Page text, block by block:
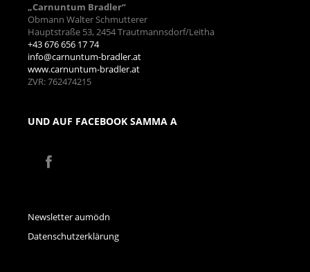
„Carnuntum Bradler“
Obmann Walter Schmutterer
Hauptstraße 53, 2454 Trautmannsdorf/Leitha
+43 676 656 17 74
info@carnuntum-bradler.at
www.carnuntum-bradler.at
ZVR: 762474215
UND AUF FACEBOOK SAMMA A
Newsletter aumödn
Datenschutzerklärung